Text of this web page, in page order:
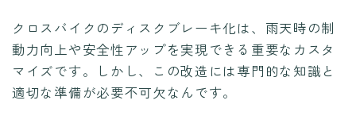
クロスバイクのディスクブレーキ化は、雨天時の制
動力向上や安全性アップを実現できる重要なカスタ
マイズです。しかし、この改造には専門的な知識と
適切な準備が必要不可欠なんです。